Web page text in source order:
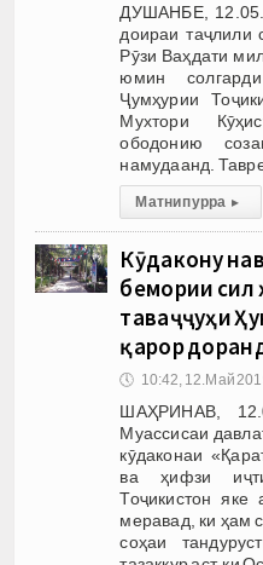
ДУШАНБЕ,
доираи таҷлили
Рӯзи Ваҳдати
юмин
Ҷумҳурии
Мухтори
ободонию
намудаанд.
Матни пурра ▸
Кӯдакону
бемории сил
таваҷҷуҳи
қарор
🕔 10:42, 12.Май
ШАҲРИНАВ,
Муассисаи
кӯдаконаи
ва ҳифзи
Тоҷикистон
меравад, ки ҳам
соҳаи